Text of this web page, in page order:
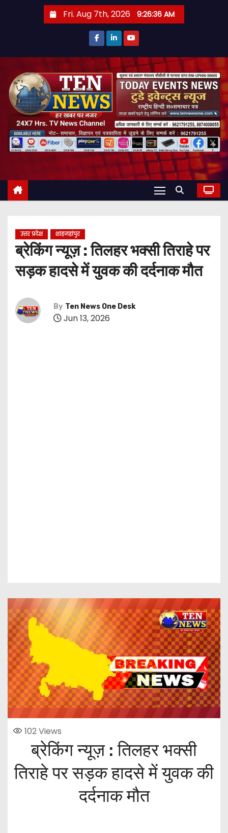
t
Fri. Aug 7th, 2026 9:26:38 AM
उत्तर प्रदेश शाहजहांपुर
ब्रेकिंग न्यूज़ : तिलहर भक्सी तिराहे पर
सड़क हादसे में युवक की दर्दनाक मौत
By Ten News One Desk
Jun 13, 2026
102Views
ब्रेकिंग न्यूज़ : तिलहर भक्सी
तिराहे पर सड़क हादसे में युवक की
दर्दनाक मौत